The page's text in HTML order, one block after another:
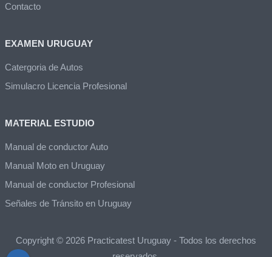
Contacto
EXAMEN URUGUAY
Catergoria de Autos
Simulacro Licencia Profesional
MATERIAL ESTUDIO
Manual de conductor Auto
Manual Moto en Uruguay
Manual de conductor Profesional
Señales de Tránsito en Uruguay
Copyright © 2026 Practicatest Uruguay - Todos los derechos